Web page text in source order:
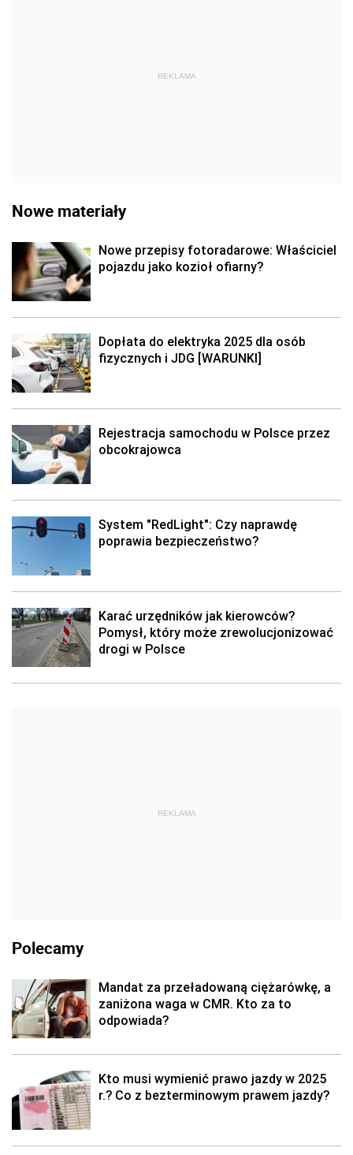
REKLAMA
Nowe materiały
Nowe przepisy fotoradarowe: Właściciel
pojazdu jako kozioł ofiarny?
Dopłata do elektryka 2025 dla osób
fizycznych i JDG [WARUNKI]
Rejestracja samochodu w Polsce przez
obcokrajowca
System "RedLight": Czy naprawdę
poprawia bezpieczeństwo?
Karać urzędników jak kierowców?
Pomysł, który może zrewolucjonizować
drogi w Polsce
REKLAMA
Polecamy
Mandat za przeładowaną ciężarówkę, a
zaniżona waga w CMR. Kto za to
odpowiada?
Kto musi wymienić prawo jazdy w 2025
r.? Co z bezterminowym prawem jazdy?